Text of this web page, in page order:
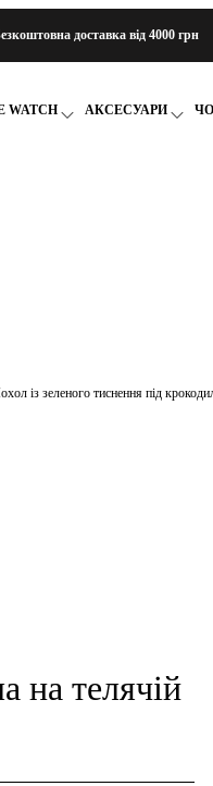
доставка від 4000 грн
WATCH АКСЕСУАРИ
із зеленого тиснення під
на телячій